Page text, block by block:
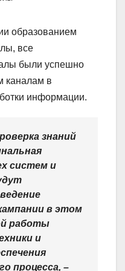
образованием
все
были успешно
каналам в
информации.
знаний
систем и
в этом
работы
и
процесса, –